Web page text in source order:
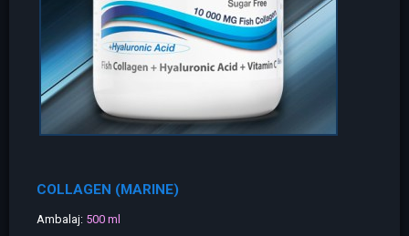
COLLAGEN (MARINE)
Ambalaj: 500 ml